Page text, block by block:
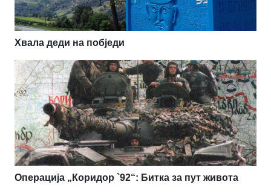
Хвала деди на побједи
Операција „Коридор `92“: Битка за пут живота